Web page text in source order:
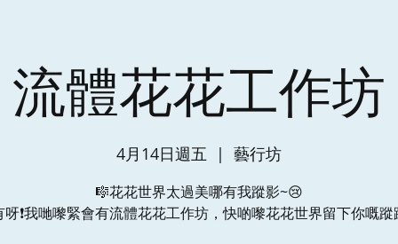
流體花花工作坊
4月14日週五
  |
藝行坊
🎼花花世界太過美哪有我蹤影~😢
❗️我哋嚟緊會有流體花花工作坊，快啲嚟花花世界留下你嘅